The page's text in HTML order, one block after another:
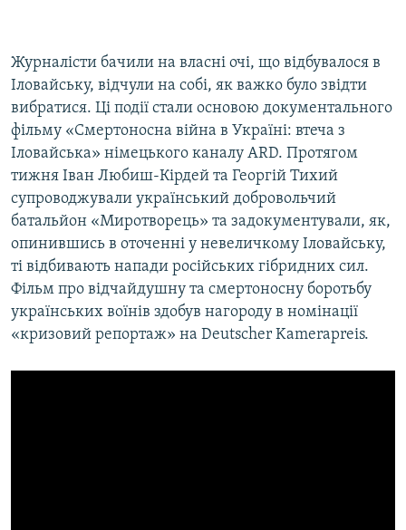
Журналісти бачили на власні очі, що відбувалося в
Іловайську, відчули на собі, як важко було звідти
вибратися. Ці події стали основою документального
фільму «Смертоносна війна в Україні: втеча з
Іловайська» німецького каналу ARD. Протягом
тижня Іван Любиш-Кірдей та Георгій Тихий
супроводжували український добровольчий
батальйон «Миротворець» та задокументували, як,
опинившись в оточенні у невеличкому Іловайську,
ті відбивають напади російських гібридних сил.
Фільм про відчайдушну та смертоносну боротьбу
українських воїнів здобув нагороду в номінації
«кризовий репортаж» на Deutscher Kamerapreis.